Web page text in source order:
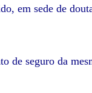
em sede de
de seguro da